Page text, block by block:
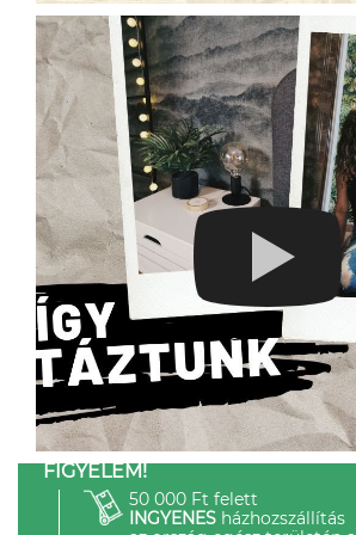
FIGYELEM!
50 000 Ft felett
INGYENESházhozszállítás